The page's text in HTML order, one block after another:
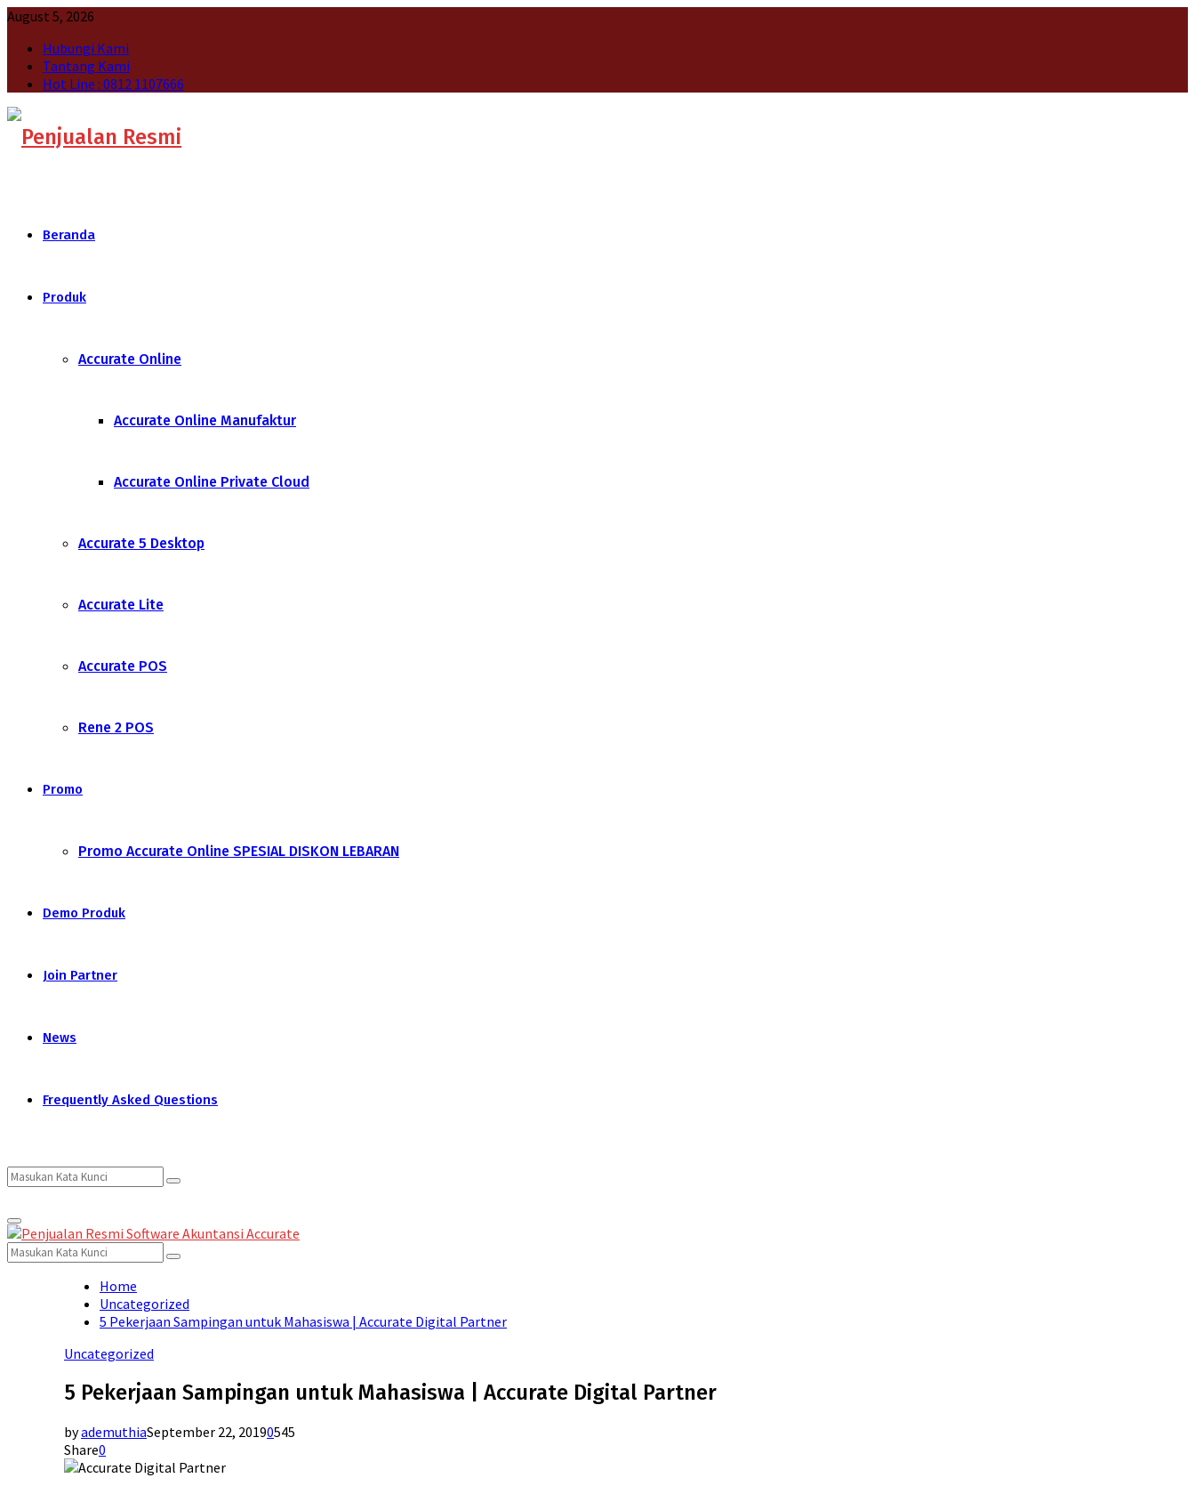
August 5, 2026
Hubungi Kami
Tantang Kami
Hot Line : 0812 1107666
Beranda
Produk
Accurate Online
Accurate Online Manufaktur
Accurate Online Private Cloud
Accurate 5 Desktop
Accurate Lite
Accurate POS
Rene 2 POS
Promo
Promo Accurate Online SPESIAL DISKON LEBARAN
Demo Produk
Join Partner
News
Frequently Asked Questions
Search
for:
Search
Primary
Menu
Search
for:
Search
Home
Uncategorized
5 Pekerjaan Sampingan untuk Mahasiswa | Accurate Digital Partner
Uncategorized
5 Pekerjaan Sampingan untuk Mahasiswa | Accurate Digital Partner
byademuthiaSeptember 22, 20190545
Share0